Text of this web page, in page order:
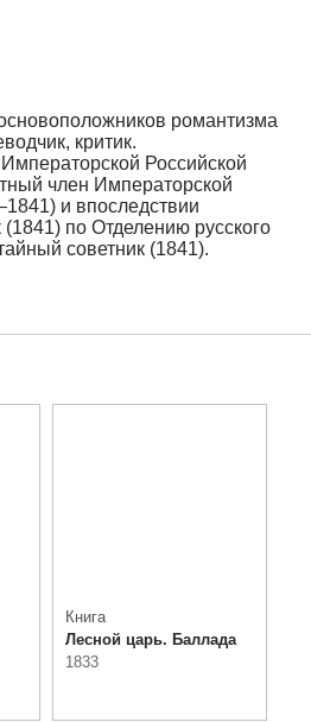
романтизма
критик.
Российской
член Императорской
и впоследствии
по Отделению русского
советник (1841).
Книга
Лесной царь. Баллада
1833